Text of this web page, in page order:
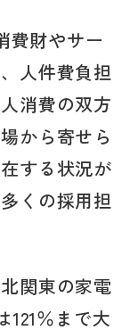
費財やサー
人件費負担
消費の双方
から寄せら
する状況が
くの採用担
関東の家電
％まで大